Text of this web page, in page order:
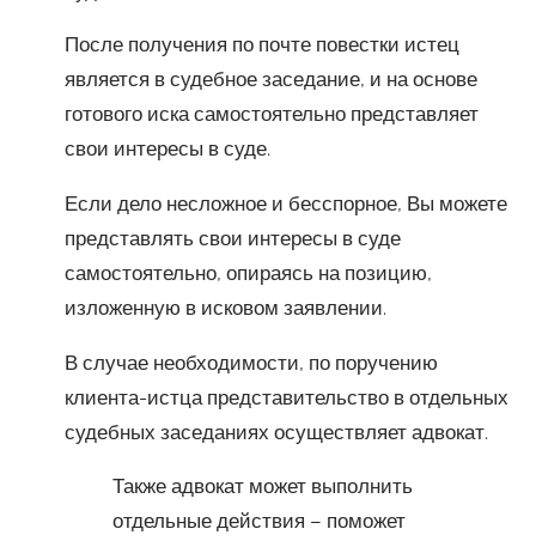
После получения по почте повестки истец
является в судебное заседание, и на основе
готового иска самостоятельно представляет
свои интересы в суде.
Если дело несложное и бесспорное, Вы можете
представлять свои интересы в суде
самостоятельно, опираясь на позицию,
изложенную в исковом заявлении.
В случае необходимости, по поручению
клиента-истца представительство в отдельных
судебных заседаниях осуществляет адвокат.
Также адвокат может выполнить
отдельные действия – поможет